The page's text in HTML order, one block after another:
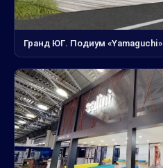
Гранд ЮГ. Подиум «Yamaguchi»